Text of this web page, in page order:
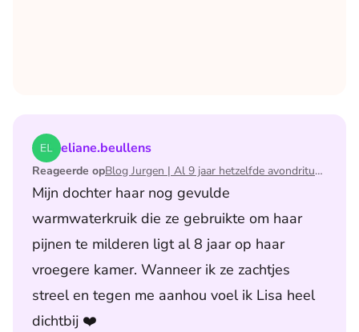
eliane.beullens
Reageerde op Blog Jurgen | Al 9 jaar hetzelfde avondritueel
Mijn dochter haar nog gevulde
warmwaterkruik die ze gebruikte om haar
pijnen te milderen ligt al 8 jaar op haar
vroegere kamer. Wanneer ik ze zachtjes
streel en tegen me aanhou voel ik Lisa heel
dichtbij ❤️
Lees het artikel Blog Jurgen | Al 9 jaar hetzelfde